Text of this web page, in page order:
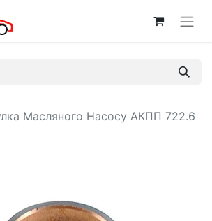
Масляного Насосу АКПП 722.6